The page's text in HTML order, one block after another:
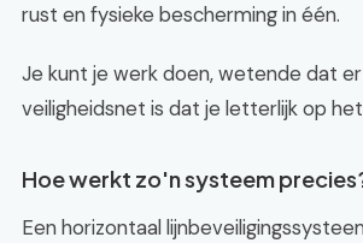
rust en fysieke bescherming in één.
Je kunt je werk doen, wetende dat
veiligheidsnet is dat je letterlijk op
Hoe werkt zo'n systeem
Een horizontaal